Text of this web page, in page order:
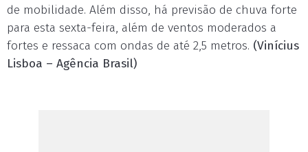
de mobilidade. Além disso, há previsão de chuva forte
para esta sexta-feira, além de ventos moderados a
fortes e ressaca com ondas de até 2,5 metros. (Vinícius
Lisboa – Agência Brasil)